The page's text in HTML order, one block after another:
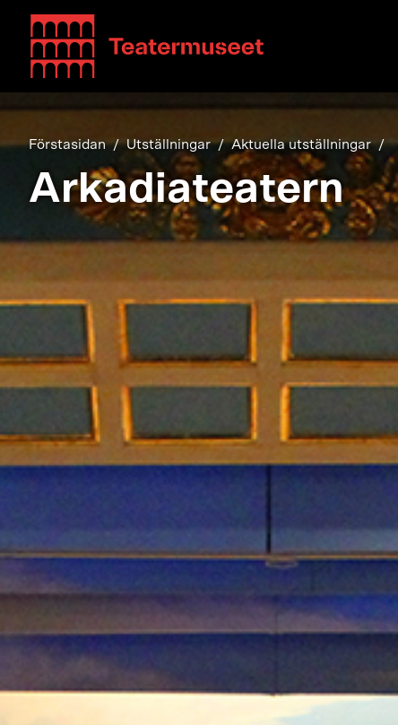
Teatterimuseo
Förstasidan Utställningar Aktuella utställningar
Arkadiateatern